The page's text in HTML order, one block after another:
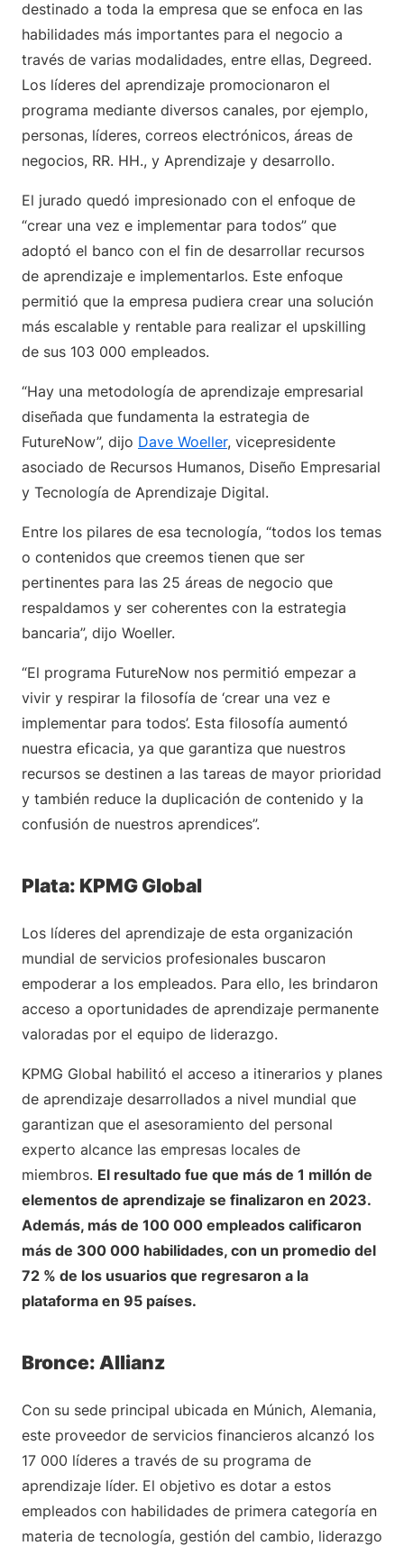
destinado a toda la empresa que se enfoca en las
habilidades más importantes para el negocio a
través de varias modalidades, entre ellas, Degreed.
Los líderes del aprendizaje promocionaron el
programa mediante diversos canales, por ejemplo,
personas, líderes, correos electrónicos, áreas de
negocios, RR. HH., y Aprendizaje y desarrollo.
El jurado quedó impresionado con el enfoque de
“crear una vez e implementar para todos” que
adoptó el banco con el fin de desarrollar recursos
de aprendizaje e implementarlos. Este enfoque
permitió que la empresa pudiera crear una solución
más escalable y rentable para realizar el upskilling
de sus 103 000 empleados.
“Hay una metodología de aprendizaje empresarial
diseñada que fundamenta la estrategia de
FutureNow”, dijo Dave Woeller, vicepresidente
asociado de Recursos Humanos, Diseño Empresarial
y Tecnología de Aprendizaje Digital.
Entre los pilares de esa tecnología, “todos los temas
o contenidos que creemos tienen que ser
pertinentes para las 25 áreas de negocio que
respaldamos y ser coherentes con la estrategia
bancaria”, dijo Woeller.
“El programa FutureNow nos permitió empezar a
vivir y respirar la filosofía de ‘crear una vez e
implementar para todos’. Esta filosofía aumentó
nuestra eficacia, ya que garantiza que nuestros
recursos se destinen a las tareas de mayor prioridad
y también reduce la duplicación de contenido y la
confusión de nuestros aprendices”.
Plata: KPMG Global
Los líderes del aprendizaje de esta organización
mundial de servicios profesionales buscaron
empoderar a los empleados. Para ello, les brindaron
acceso a oportunidades de aprendizaje permanente
valoradas por el equipo de liderazgo.
KPMG Global habilitó el acceso a itinerarios y planes
de aprendizaje desarrollados a nivel mundial que
garantizan que el asesoramiento del personal
experto alcance las empresas locales de
miembros. El resultado fue que más de 1 millón de
elementos de aprendizaje se finalizaron en 2023.
Además, más de 100 000 empleados calificaron
más de 300 000 habilidades, con un promedio del
72 % de los usuarios que regresaron a la
plataforma en 95 países.
Bronce: Allianz
Con su sede principal ubicada en Múnich, Alemania,
este proveedor de servicios financieros alcanzó los
17 000 líderes a través de su programa de
aprendizaje líder. El objetivo es dotar a estos
empleados con habilidades de primera categoría en
materia de tecnología, gestión del cambio, liderazgo